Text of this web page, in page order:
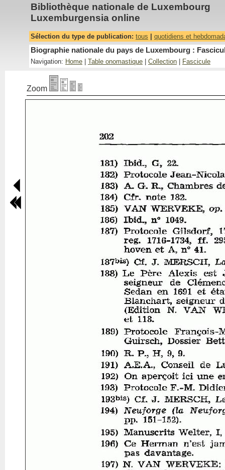
Bibliothèque nationale de Luxembourg
Luxemburgensia online
Sélection du type de publication: tous quotidiens et
Biographie nationale du pays de Luxembourg :
Navigation: Home Table onomastique Collection Fascicule
Zoom